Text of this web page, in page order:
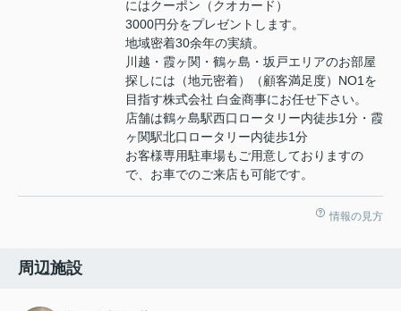
にはクーポン（クオカード）
3000円分をプレゼントします。
地域密着30余年の実績。
川越・霞ヶ関・鶴ヶ島・坂戸エリアのお部屋
探しには（地元密着）（顧客満足度）NO1を
目指す株式会社 白金商事にお任せ下さい。
店舗は鶴ヶ島駅西口ロータリー内徒歩1分・霞
ヶ関駅北口ロータリー内徒歩1分
お客様専用駐車場もご用意しておりますの
で、お車でのご来店も可能です。
情報の見方
周辺施設